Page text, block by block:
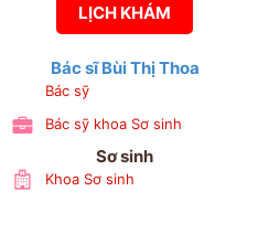
LỊCH KHÁM
Bác sĩ Bùi Thị Thoa
Bác sỹ
Bác sỹ khoa Sơ sinh
Sơ sinh
Khoa Sơ sinh